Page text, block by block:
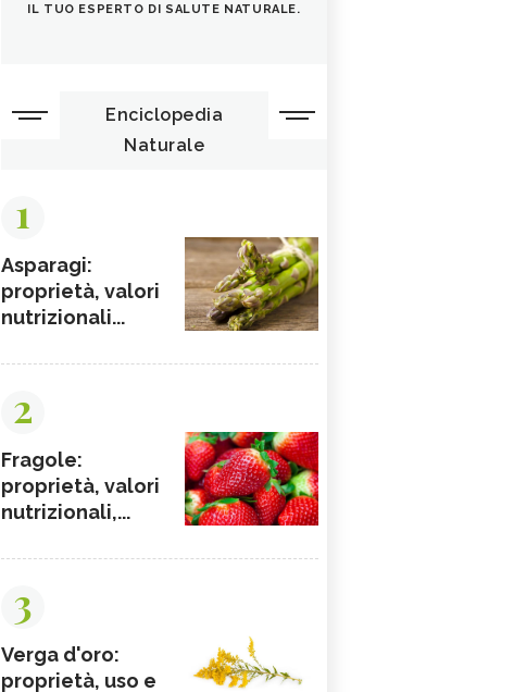
IL TUO ESPERTO DI SALUTE NATURALE.
Enciclopedia
Naturale
1
Asparagi:
proprietà, valori
nutrizionali...
2
Fragole:
proprietà, valori
nutrizionali,...
3
Verga d'oro:
proprietà, uso e